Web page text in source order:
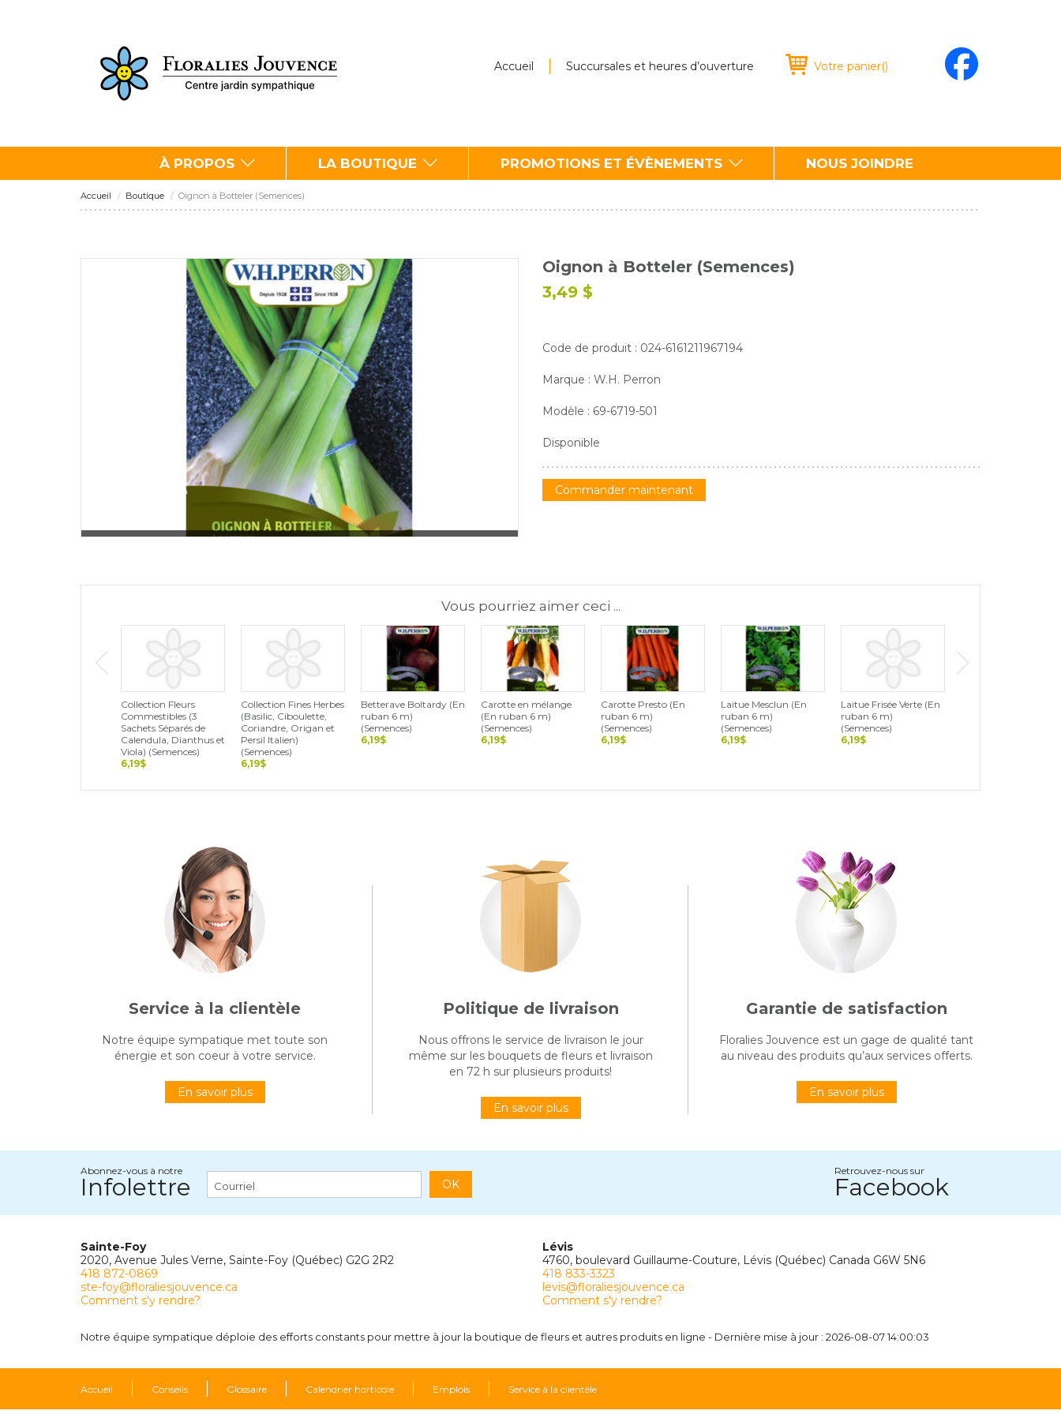
Accueil Succursales et heures d’ouverture Votre panier()
À PROPOS LA BOUTIQUE PROMOTIONS ET ÉVÈNEMENTS NOUS JOINDRE
Accueil Boutique Oignon à Botteler (Semences)
Oignon à Botteler (Semences)
3,49 $
Code de produit : 024-6161211967194
Marque : W.H. Perron
Modèle : 69-6719-501
Disponible
Commander maintenant
Vous pourriez aimer ceci ...
Collection Fleurs
Commestibles (3
Sachets Séparés de
Calendula, Dianthus et
Viola) (Semences)
6,19$
Collection Fines Herbes
(Basilic, Ciboulette,
Coriandre, Origan et
Persil Italien)
(Semences)
6,19$
Betterave Boltardy (En
ruban 6 m)
(Semences)
6,19$
Carotte en mélange
(En ruban 6 m)
(Semences)
6,19$
Carotte Presto (En
ruban 6 m)
(Semences)
6,19$
Laitue Mesclun (En
ruban 6 m)
(Semences)
6,19$
Laitue Frisée Verte (En
ruban 6 m)
(Semences)
6,19$
Service à la clientèle
Notre équipe sympatique met toute son
énergie et son coeur à votre service.
En savoir plus
Politique de livraison
Nous offrons le service de livraison le jour
même sur les bouquets de fleurs et livraison
en 72 h sur plusieurs produits!
En savoir plus
Garantie de satisfaction
Floralies Jouvence est un gage de qualité tant
au niveau des produits qu’aux services offerts.
En savoir plus
Abonnez-vous à notre
Infolettre OK
Retrouvez-nous sur
Facebook
Sainte-Foy
2020, Avenue Jules Verne, Sainte-Foy (Québec) G2G 2R2
418 872-0869
ste-foy@floraliesjouvence.ca
Comment s'y rendre?
Lévis
4760, boulevard Guillaume-Couture, Lévis (Québec) Canada G6W 5N6
418 833-3323
levis@floraliesjouvence.ca
Comment s'y rendre?
Notre équipe sympatique déploie des efforts constants pour mettre à jour la boutique de fleurs et autres produits en ligne - Dernière mise à jour : 2026-08-07 14:00:03
Accueil Conseils Glossaire Calendrier horticole Emplois Service à la clientèle